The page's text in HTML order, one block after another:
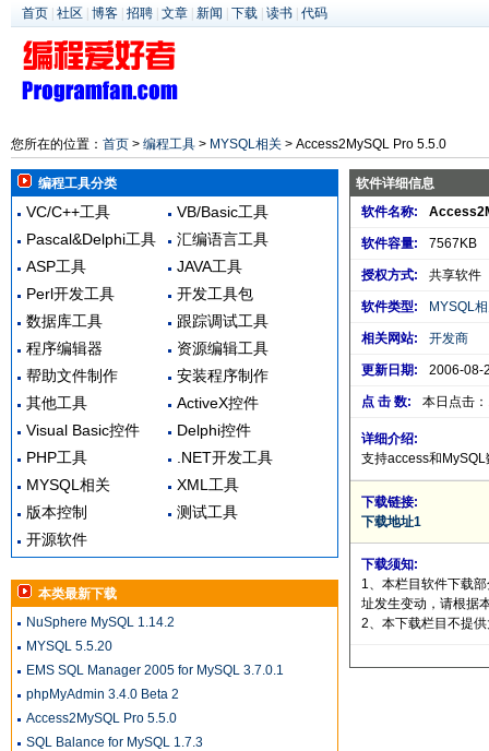
首页 社区 博客 招聘 文章 新闻 下载 读书 代码
您所在的位置： 首页 > 编程工具 > MYSQL相关 > Access2MySQL Pro 5.5.0
编程工具分类
VC/C++工具
VB/Basic工具
Pascal&Delphi工具
汇编语言工具
ASP工具
JAVA工具
Perl开发工具
开发工具包
数据库工具
跟踪调试工具
程序编辑器
资源编辑工具
帮助文件制作
安装程序制作
其他工具
ActiveX控件
Visual Basic控件
Delphi控件
PHP工具
.NET开发工具
MYSQL相关
XML工具
版本控制
测试工具
开源软件
本类最新下载
NuSphere MySQL 1.14.2
MYSQL 5.5.20
EMS SQL Manager 2005 for MySQL 3.7.0.1
phpMyAdmin 3.4.0 Beta 2
Access2MySQL Pro 5.5.0
SQL Balance for MySQL 1.7.3
软件详细信息
软件名称:
软件容量: 7567KB
授权方式: 共享软件
软件类型: MYSQL
相关网站: 开发商
更新日期: 2006-08-
点 击 数: 本日点击：
详细介绍:
支持access和
下载链接:
下载地址1
下载须知:
1、本栏目软件下载
址发生变动，请根据
2、本下载栏目不提